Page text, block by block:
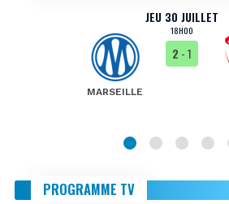
JEU 30 JUILLET
18H00
MARSEILLE
2 - 1
PROGRAMME TV